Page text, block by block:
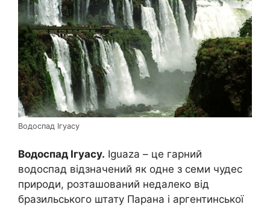
Водоспад Ігуасу
Водоспад Ігуасу. Iguaza – це гарний
водоспад відзначений як одне з семи чудес
природи, розташований недалеко від
бразильського штату Парана і аргентинської